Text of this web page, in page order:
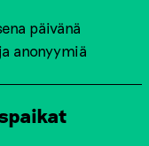
päivänä
anonyymiä